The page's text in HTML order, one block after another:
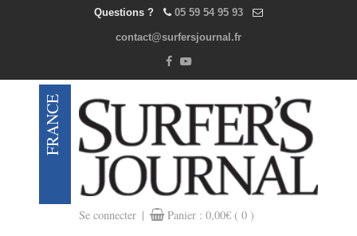
Questions ? 05 59 54 95 93
contact@surfersjournal.fr
Se connecter | Panier : 0,00€ ( 0 )